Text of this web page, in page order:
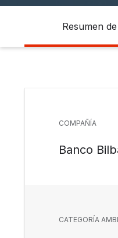
Resumen
COMPAÑÍA
Banco
CATEGORÍA